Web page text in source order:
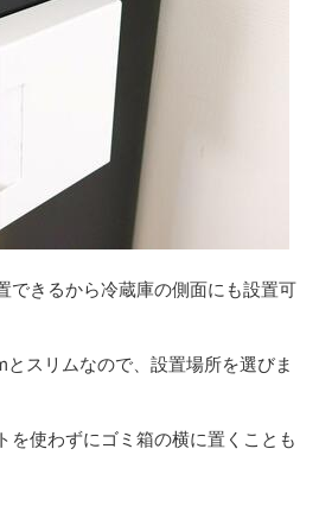
できるから冷蔵庫の側面にも設置可
スリムなので、設置場所を選びま
を使わずにゴミ箱の横に置くことも